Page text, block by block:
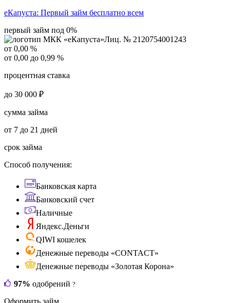
еКапуста: Первый займ бесплатно всем
первый займ под 0%
Лиц. № 2120754001243
от 0,00 %
от 0,00 до 0,99 %
процентная ставка
до 30 000 ₽
сумма займа
от 7 до 21 дней
срок займа
Способ получения:
Банковская карта
Банковский счет
Наличные
Яндекс.Деньги
QIWI кошелек
Денежные переводы «CONTACT»
Денежные переводы «Золотая Корона»
97% одобрений ?
Оформить займ